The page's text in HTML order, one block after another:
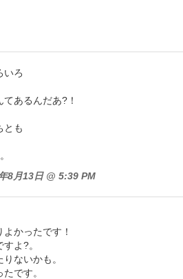
いろ
あるんだあ?！
とも
8月13日 @ 5:39 PM
かったです！
よ?。
ないかも。
です。